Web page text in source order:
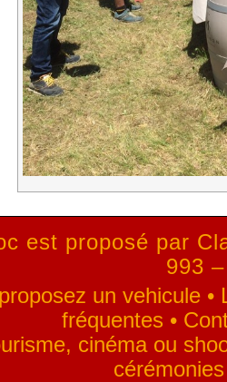
est proposé par
993
un vehicule•
fréquentes •
cinéma ou
cérémonies